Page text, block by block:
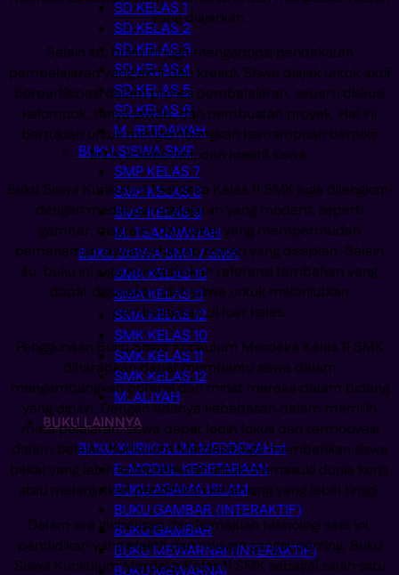
SD KELAS 1
SD KELAS 2
SD KELAS 3
SD KELAS 4
SD KELAS 5
SD KELAS 6
M. IBTIDAIYAH
BUKU SISWA SMP
SMP KELAS 7
SMP KELAS 8
SMP KELAS 9
M. TSANAWIYAH
BUKU SISWA SMA / SMK
SMA KELAS 10
SMA KELAS 11
SMA KELAS 12
SMK KELAS 10
SMK KELAS 11
SMK KELAS 12
M. ALIYAH
BUKU LAINNYA
BUKU KURIKULUM MERDEKA
E-MODUL KESETARAAN
BUKU AGAMA ISLAM
BUKU GAMBAR (INTERAKTIF)
BUKU GAMBAR
BUKU MEWARNAI (INTERAKTIF)
yang diajarkan.
Selain itu, buku ini juga mengadopsi pendekatan
pembelajaran yang aktif dan kreatif. Siswa diajak untuk aktif
berpartisipasi dalam proses pembelajaran, seperti diskusi
kelompok, tanya jawab, dan pembuatan proyek. Hal ini
bertujuan untuk mengembangkan kemampuan berpikir
kritis, kolaboratif, dan kreatif siswa.
Buku Siswa Kurikulum Merdeka Kelas 11 SMK juga dilengkapi
dengan media pembelajaran yang modern, seperti
gambar, diagram, dan tabel yang mempermudah
pemahaman siswa terhadap materi yang disajikan. Selain
itu, buku ini juga menyediakan referensi tambahan yang
dapat digunakan oleh siswa untuk melanjutkan
pembelajaran di luar kelas.
Penggunaan Buku Siswa Kurikulum Merdeka Kelas 11 SMK
diharapkan dapat membantu siswa dalam
mengembangkan potensi dan minat mereka dalam bidang
yang dipilih. Dengan adanya kebebasan dalam memilih
mata pelajaran, siswa dapat lebih fokus dan termotivasi
dalam belajar. Kurikulum Merdeka juga memberikan siswa
bekal yang lebih komprehensif untuk memasuki dunia kerja
atau melanjutkan pendidikan ke jenjang yang lebih tinggi.
Dalam era globalisasi dan kemajuan teknologi saat ini,
pendidikan yang efektif dan relevan sangat penting. Buku
Siswa Kurikulum Merdeka Kelas 11 SMK sebagai salah satu